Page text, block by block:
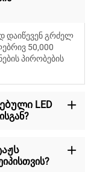
დაიწევენგრძელ
50,000
პირობების
LED